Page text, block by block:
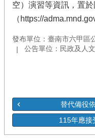
空）演習等資訊，置
（ https://
發布單位：臺南市六甲區
公告單位：民政及人
替代備役
115年應接